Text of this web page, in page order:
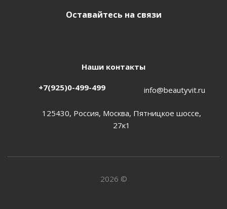
Оставайтесь на связи
Наши контакты
+7(925)0-499-499 info@beautyvit.ru
125430, Россия, Москва, Пятницкое шоссе,
27к1
2026 ©